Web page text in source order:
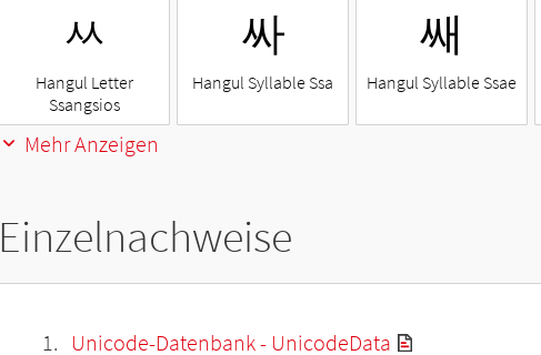
ㅆ
Hangul Letter
Ssangsios
싸
Hangul Syllable Ssa
쌔
Hangul Syllable Ssae
Mehr Anzeigen
Einzelnachweise
Unicode-Datenbank - UnicodeData